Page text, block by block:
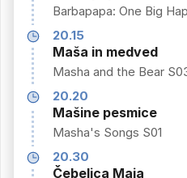
Barbapapa: One Big
20.15
Maša in medved
Masha and the Bear
20.20
Mašine pesmice
Masha's Songs S01
20.30
Čebelica Maja